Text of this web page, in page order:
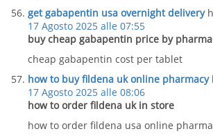
get gabapentin usa overnight delivery
17 Agosto 2025 alle 07:55
buy cheap gabapentin price by
cheap gabapentin cost per tablet
how to buy fildena uk online pharmacy
17 Agosto 2025 alle 08:06
how to order fildena uk in store
how to order fildena usa online